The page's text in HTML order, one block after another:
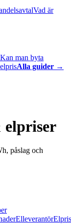
Vad är
Kan man byta
Alla guider →
elpriser
påslag och
Elleverantör